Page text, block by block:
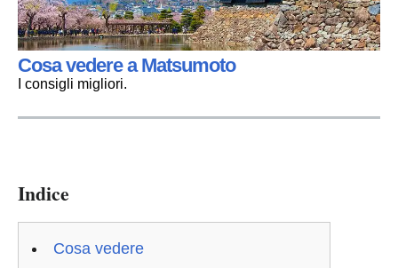
Cosa vedere a Matsumoto
I consigli migliori.
Indice
Cosa vedere